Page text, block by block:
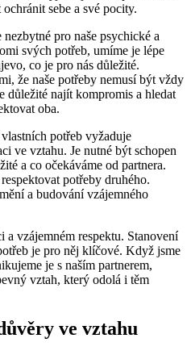
sebe a své pocity.
pro naše psychické a
svých potřeb, umíme je lépe
co je pro nás důležité.
že naše potřeby nemusí být vždy
důležité najít kompromis a hledat
oba.
potřeb vyžaduje
ve vztahu. Je nutné být schopen
a co očekáváme od partnera.
potřeby druhého.
a budování vzájemného
a vzájemném respektu. Stanovení
je pro něj klíčové. Když jsme
je s naším partnerem,
vztah, který odolá i těm
ve vztahu